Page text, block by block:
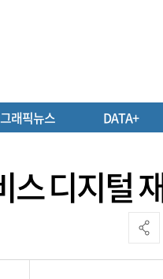
그래픽뉴스 DATA+
스 디지털